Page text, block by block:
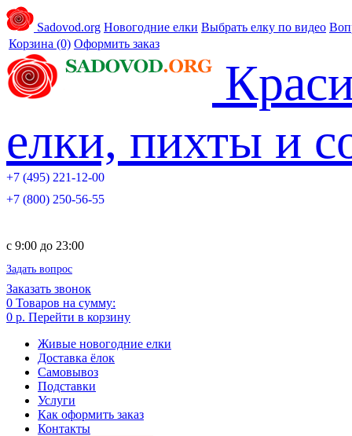
Sadovod.org Новогодние елки Выбрать елку по видео
Корзина (0) Оформить заказ
елки, пихты и
+7 (495) 221-12-00
+7 (800) 250-56-55
c 9:00 до 23:00
Задать вопрос
Заказать звонок
0 Товаров на сумму:
0 р. Перейти в корзину
Живые новогодние елки
Доставка ёлок
Самовывоз
Подставки
Услуги
Как оформить заказ
Контакты